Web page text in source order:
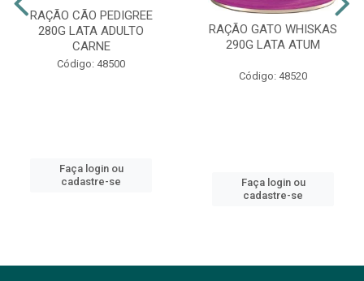
RAÇÃO CÃO PEDIGREE
280G LATA ADULTO
CARNE
Código: 48500
Faça login ou
cadastre-se
RAÇÃO GATO WHISKAS
290G LATA ATUM
Código: 48520
Faça login ou
cadastre-se